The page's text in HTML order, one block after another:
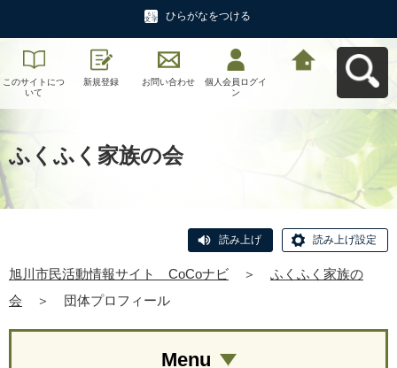
ひらがなをつける
このサイトにつ
いて
新規登録 お問い合わせ
個人会員ログイ
ン
ふくふく家族の会
読み上げ 読み上げ設定
旭川市民活動情報サイト CoCoナビ ＞
ふくふく家族の
会
＞ 団体プロフィール
Menu